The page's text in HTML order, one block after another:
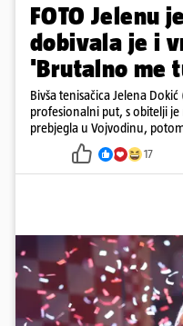
FOTO Jelenu
dobivala je i
'Brutalno me
Bivša tenisačica Jelena
profesionalni put, s obitelji je
prebjegla u Vojvodinu,
17